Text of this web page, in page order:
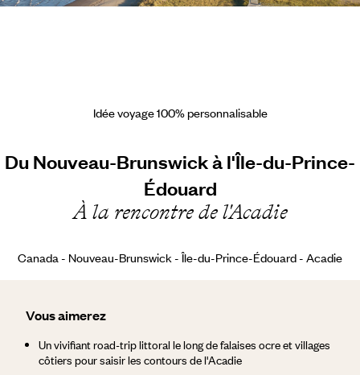
Idée voyage 100% personnalisable
Du Nouveau-Brunswick à l'Île-du-Prince-
Édouard
À la rencontre de l'Acadie
Canada - Nouveau-Brunswick - Île-du-Prince-Édouard - Acadie
Vous aimerez
Un vivifiant road-trip littoral le long de falaises ocre et villages
côtiers pour saisir les contours de l'Acadie